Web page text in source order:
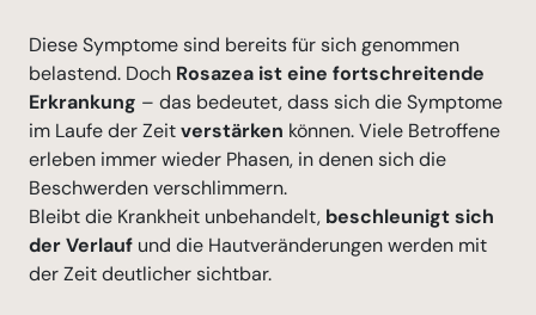
Diese Symptome sind bereits für sich genommen
belastend. Doch Rosazea ist eine fortschreitende
Erkrankung – das bedeutet, dass sich die Symptome
im Laufe der Zeitverstärken können. Viele Betroffene
erleben immer wieder Phasen, in denen sich die
Beschwerden verschlimmern.
Bleibt die Krankheit unbehandelt, beschleunigt sich
der Verlauf und die Hautveränderungen werden mit
der Zeit deutlicher sichtbar.